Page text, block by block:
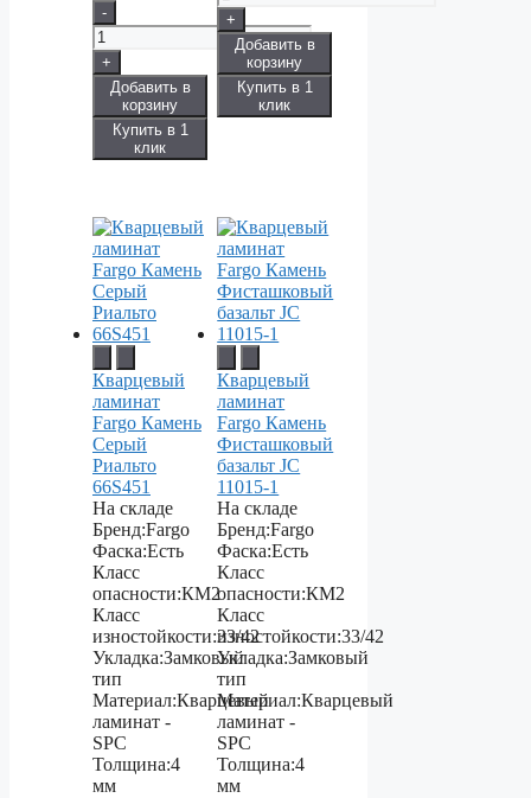
-
+
Добавить в
корзину
Купить в 1
клик
+
Добавить в
корзину
Купить в 1
клик
Кварцевый
ламинат
Fargo Камень
Серый
Риальто
66S451
На складе
Бренд:Fargo
Фаска:Есть
Класс
опасности:КМ2
Класс
изностойкости:33/42
Укладка:Замковый
тип
Материал:Кварцевый
ламинат -
SPC
Толщина:4
мм
Кварцевый
ламинат
Fargo Камень
Фисташковый
базальт JC
11015-1
На складе
Бренд:Fargo
Фаска:Есть
Класс
опасности:КМ2
Класс
изностойкости:33/42
Укладка:Замковый
тип
Материал:Кварцевый
ламинат -
SPC
Толщина:4
мм